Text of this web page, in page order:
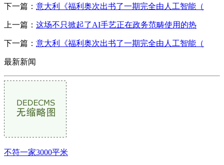
下一篇： 意大利《福利奥次出书了一期完全由人工智能（
上一篇： 这场不只掀起了AI手艺正在政务范畴使用的热
下一篇： 意大利《福利奥次出书了一期完全由人工智能（
最新新闻
不符一家3000平米